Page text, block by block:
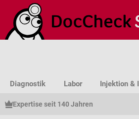
Hauptinhalt springen
Zur Suche springen
Zur Hauptnavigation springen
Diagnostik Labor Injektion &
Expertise seit 140 Jahren